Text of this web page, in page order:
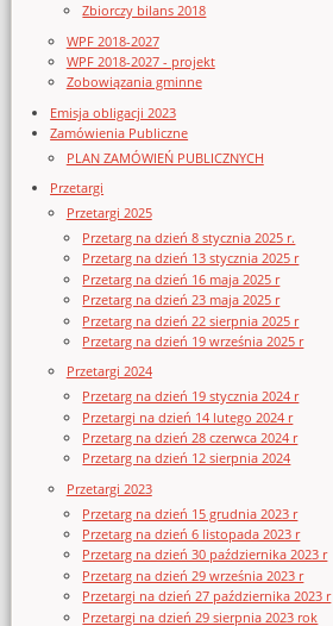
Zbiorczy bilans 2018
WPF 2018-2027
WPF 2018-2027 - projekt
Zobowiązania gminne
Emisja obligacji 2023
Zamówienia Publiczne
PLAN ZAMÓWIEŃ PUBLICZNYCH
Przetargi
Przetargi 2025
Przetarg na dzień 8 stycznia 2025 r.
Przetarg na dzień 13 stycznia 2025 r
Przetarg na dzień 16 maja 2025 r
Przetarg na dzień 23 maja 2025 r
Przetarg na dzień 22 sierpnia 2025 r
Przetarg na dzień 19 września 2025 r
Przetargi 2024
Przetarg na dzień 19 stycznia 2024 r
Przetargi na dzień 14 lutego 2024 r
Przetarg na dzień 28 czerwca 2024 r
Przetarg na dzień 12 sierpnia 2024
Przetargi 2023
Przetarg na dzień 15 grudnia 2023 r
Przetarg na dzień 6 listopada 2023 r
Przetarg na dzień 30 października 2023 r
Przetarg na dzień 29 września 2023 r
Przetargi na dzień 27 października 2023 r
Przetargi na dzień 29 sierpnia 2023 rok